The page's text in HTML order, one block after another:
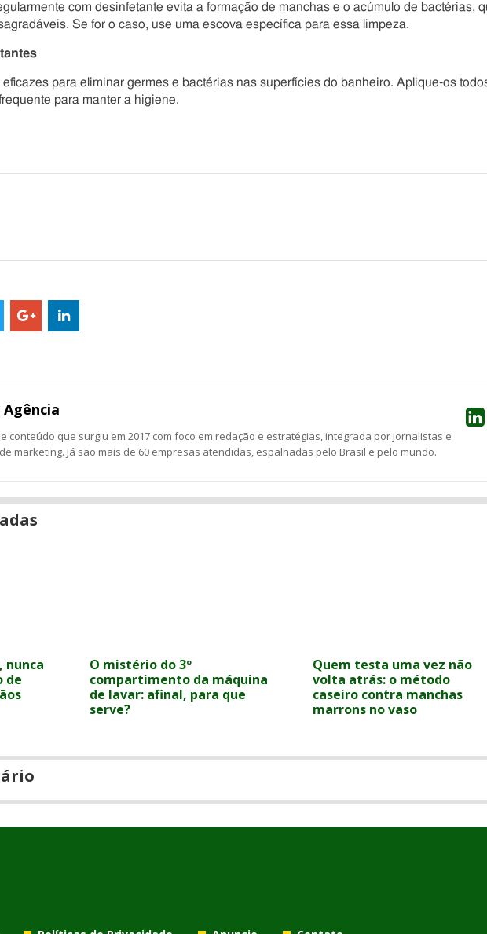
com desinfetante evita a formação de manchas e o acúmulo de bactérias,
Se for o caso, use uma escova específica para essa limpeza.
para eliminar germes e bactérias nas superfícies do banheiro. Aplique-os
para manter a higiene.
conteúdo que surgiu em 2017 com foco em redação e estratégias, integrada por jornalistas e
marketing. Já são mais de 60 empresas atendidas, espalhadas pelo Brasil e pelo mundo.
nunca
de
O mistério do 3º
compartimento da máquina
de lavar: afinal, para que
serve?
Quem testa uma vez não
volta atrás: o método
caseiro contra manchas
marrons no vaso